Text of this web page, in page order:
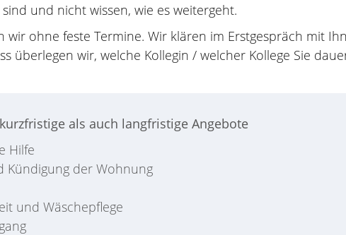
und nicht wissen, wie es weitergeht.
ohne feste Termine. Wir klären im Erstgespräch mit
überlegen wir, welche Kollegin / welcher Kollege Sie
als auch langfristige Angebote
Hilfe
Kündigung der Wohnung
und Wäschepflege